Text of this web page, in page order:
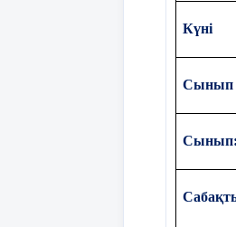
Күні
Сынып
Сынып: